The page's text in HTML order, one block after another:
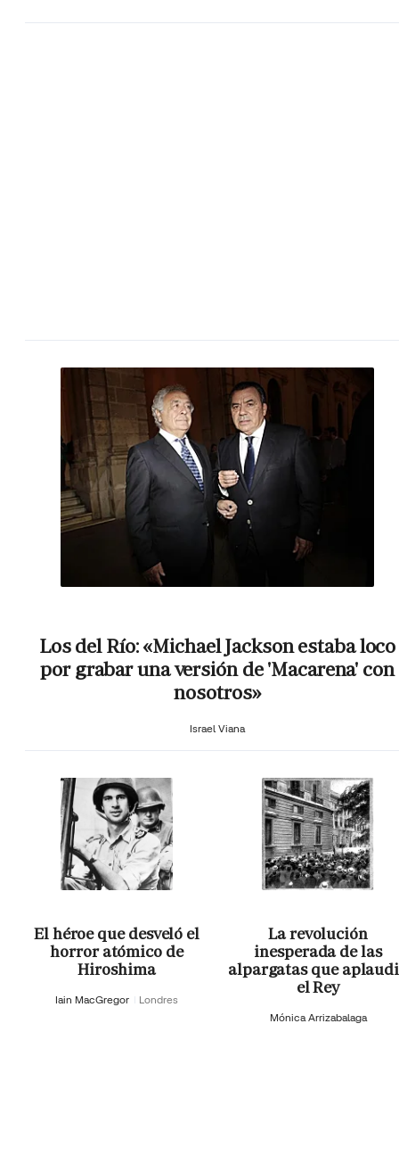
Los del Río: «Michael Jackson estaba loco
por grabar una versión de 'Macarena' con
nosotros»
Israel Viana
El héroe que desveló el
horror atómico de
Hiroshima
Iain MacGregor Londres
La revolución
inesperada de las
alpargatas que
el Rey
Mónica Arrizabalaga